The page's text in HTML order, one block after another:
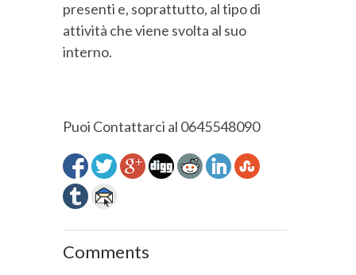
presenti e, soprattutto, al tipo di
attività che viene svolta al suo
interno.
Puoi Contattarci al 0645548090
Comments